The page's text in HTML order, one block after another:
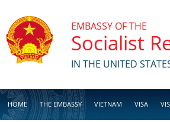
EMBASSY OF THE
Socialist
IN THE UNITED
HOME THE EMBASSY VIETNAM VISA